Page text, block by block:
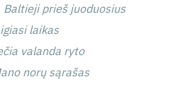
Baltieji prieš juoduosius
laikas
valanda ryto
norų sąrašas